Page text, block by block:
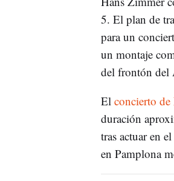
5. El plan de
para un
un montaje
del frontón del
El concierto de
duración
tras actuar en
en Pamplona